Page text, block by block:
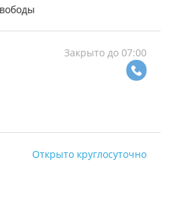
Закрыто до 07:00
Открыто круглосуточно